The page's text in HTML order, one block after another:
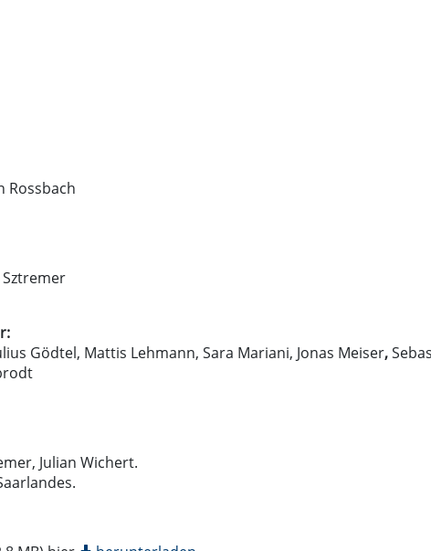
Rossbach
Gödtel, Mattis Lehmann, Sara Mariani, Jonas Meiser,
Julian Wichert.